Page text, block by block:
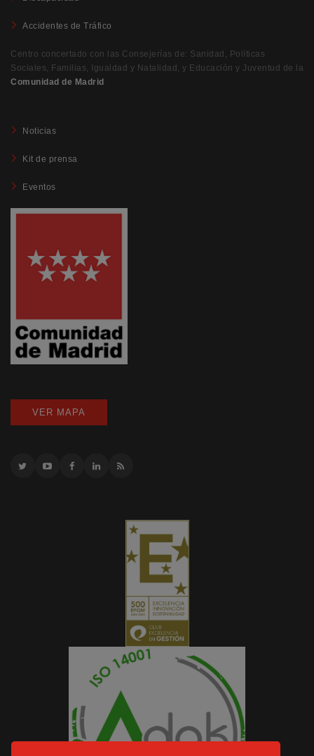
Accidentes de Tráfico
Centro concertado con las Consejerías de: Sanidad, Políticas
Sociales, Familias, Igualdad y Natalidad, y Educación y Juventud de la
Comunidad de Madrid
Noticias
Kit de prensa
Eventos
VER MAPA